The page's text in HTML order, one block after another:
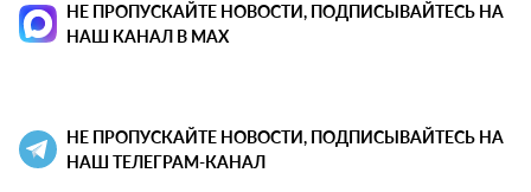
НЕ ПРОПУСКАЙТЕ НОВОСТИ, ПОДПИСЫВАЙТЕСЬ НА
НАШ КАНАЛ В MAX
НЕ ПРОПУСКАЙТЕ НОВОСТИ, ПОДПИСЫВАЙТЕСЬ НА
НАШ ТЕЛЕГРАМ-КАНАЛ